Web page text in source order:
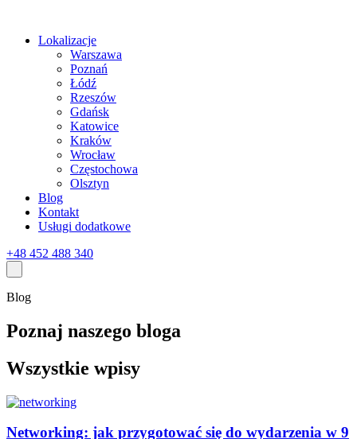
Lokalizacje
Warszawa
Poznań
Łódź
Rzeszów
Gdańsk
Katowice
Kraków
Wrocław
Częstochowa
Olsztyn
Blog
Kontakt
Usługi dodatkowe
+48 452 488 340
Blog
Poznaj naszego bloga
Wszystkie wpisy
Networking: jak przygotować się do wydarzenia w 9